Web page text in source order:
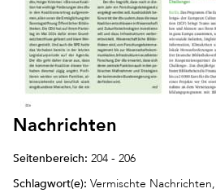
Nachrichten
Seitenbereich: 204 - 206
Schlagwort(e): Vermischte